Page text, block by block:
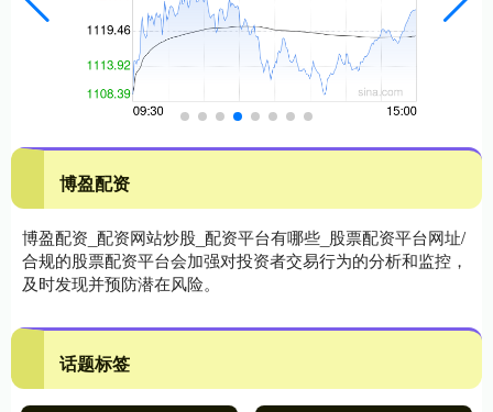
博盈配资
博盈配资_配资网站炒股_配资平台有哪些_股票配资平台网址/
合规的股票配资平台会加强对投资者交易行为的分析和监控，
及时发现并预防潜在风险。
话题标签